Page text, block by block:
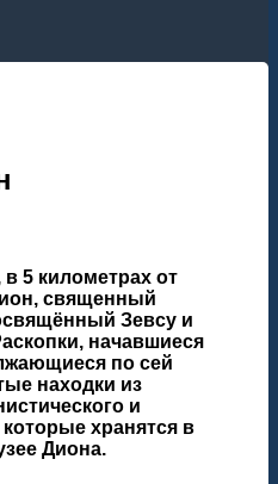
5 километрах от
священный
Зевсу и
начавшиеся
по сей
находки из
и
хранятся в
Диона.